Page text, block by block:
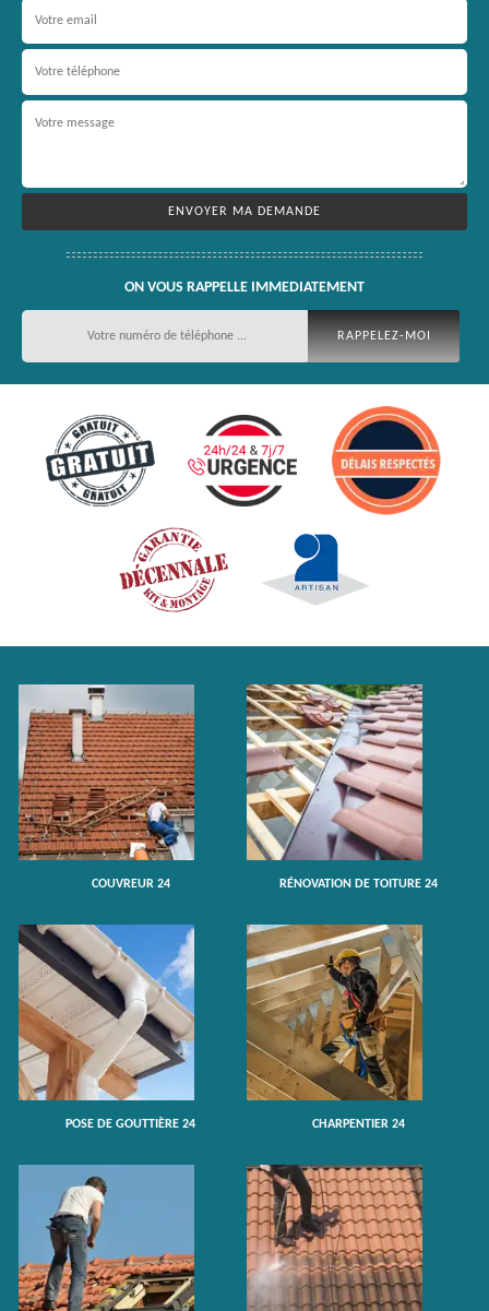
ON VOUS RAPPELLE IMMEDIATEMENT
COUVREUR 24 RÉNOVATION DE TOITURE 24
POSE DE GOUTTIÈRE 24 CHARPENTIER 24